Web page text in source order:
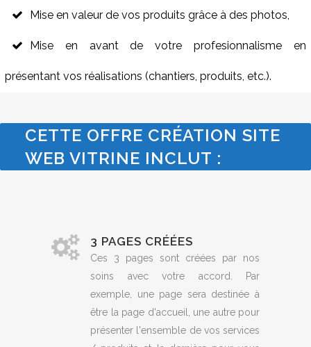
Mise en valeur de vos produits grâce à des photos,
Mise en avant de votre profesionnalisme en
présentant vos réalisations (chantiers, produits, etc.).
CETTE OFFRE CRÉATION SITE
WEB VITRINE INCLUT :
3 PAGES CRÉÉES
Ces 3 pages sont créées par nos
soins avec votre accord. Par
exemple, une page sera destinée à
être la page d'accueil, une autre pour
présenter l'ensemble de vos services